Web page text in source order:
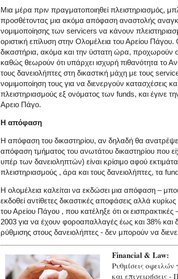
Μια μέρα πριν πραγματοποιηθεί πλειστηριασμός,
προσθέτοντας μια ακόμα απόφαση αναστολής
νομιμοποίησης των servicers να κάνουν
οριστική επίλυση στην Ολομέλεια του Αρείου
δικαστήρια, ακόμα και την ύστατη ώρα, προχωρούν
καθώς θεωρούν ότι υπάρχει ισχυρή πιθανότητα το
τους δανειολήπτες στη δικαστική μάχη με τους
νομιμοποίηση τους για να διενεργούν κατασχέσεις
πλειστηριασμούς εξ ονόματος των funds, και έγινε
Αρειο Πάγο.
Η απόφαση
Η απόφαση του δικαστηρίου, αν δηλαδή θα
απόφαση τμήματος του ανωτάτου δικαστηρίου που
υπέρ των δανειοληπτών) είναι κρίσιμο αφού
πλειστηριασμούς , άρα και τους δανειολήπτες, τα
Η ολομέλεια καλείται να εκδώσει μια απόφαση –
εκδοθεί αντίθετες δικαστικές αποφάσεις αλλά
του Αρείου Πάγου , που κατέληξε ότι οι
2003 για να έχουν φοροαπαλλαγές έως και 38% και
ρύθμισης στους δανειολήπτες - δεν μπορούν να
Financial & Law:
Ρυθμίσεις
και επιχειρήσεις